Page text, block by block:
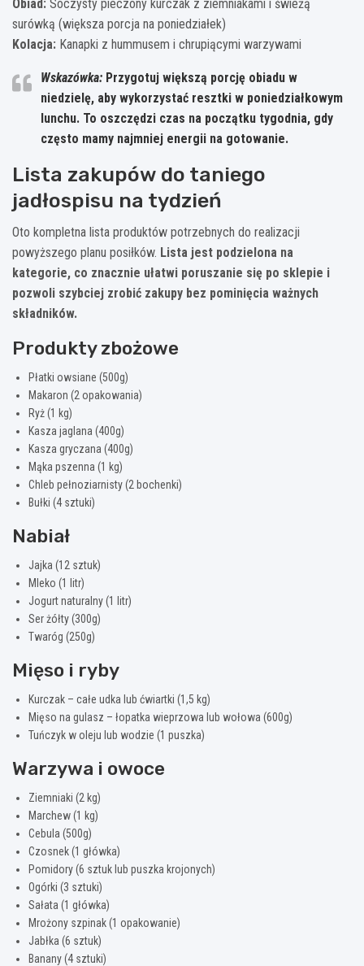
Obiad: Soczysty pieczony kurczak z ziemniakami i świeżą
surówką (większa porcja na poniedziałek)
Kolacja: Kanapki z hummusem i chrupiącymi warzywami
Wskazówka: Przygotuj większą porcję obiadu w
niedzielę, aby wykorzystać resztki w poniedziałkowym
lunchu. To oszczędzi czas na początku tygodnia, gdy
często mamy najmniej energii na gotowanie.
Lista zakupów do taniego
jadłospisu na tydzień
Oto kompletna lista produktów potrzebnych do realizacji
powyższego planu posiłków. Lista jest podzielona na
kategorie, co znacznie ułatwi poruszanie się po sklepie i
pozwoli szybciej zrobić zakupy bez pominięcia ważnych
składników.
Produkty zbożowe
Płatki owsiane (500g)
Makaron (2 opakowania)
Ryż (1 kg)
Kasza jaglana (400g)
Kasza gryczana (400g)
Mąka pszenna (1 kg)
Chleb pełnoziarnisty (2 bochenki)
Bułki (4 sztuki)
Nabiał
Jajka (12 sztuk)
Mleko (1 litr)
Jogurt naturalny (1 litr)
Ser żółty (300g)
Twaróg (250g)
Mięso i ryby
Kurczak – całe udka lub ćwiartki (1,5 kg)
Mięso na gulasz – łopatka wieprzowa lub wołowa (600g)
Tuńczyk w oleju lub wodzie (1 puszka)
Warzywa i owoce
Ziemniaki (2 kg)
Marchew (1 kg)
Cebula (500g)
Czosnek (1 główka)
Pomidory (6 sztuk lub puszka krojonych)
Ogórki (3 sztuki)
Sałata (1 główka)
Mrożony szpinak (1 opakowanie)
Jabłka (6 sztuk)
Banany (4 sztuki)